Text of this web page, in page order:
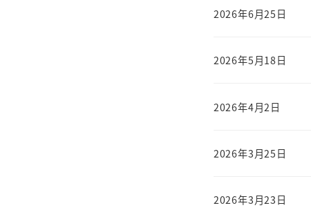
2026年6月25日
2026年5月18日
2026年4月2日
2026年3月25日
2026年3月23日